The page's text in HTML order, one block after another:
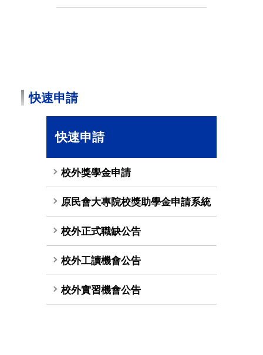
快速申請
快速申請
校外獎學金申請
原民會大專院校獎助學金申請系統
校外正式職缺公告
校外工讀機會公告
校外實習機會公告